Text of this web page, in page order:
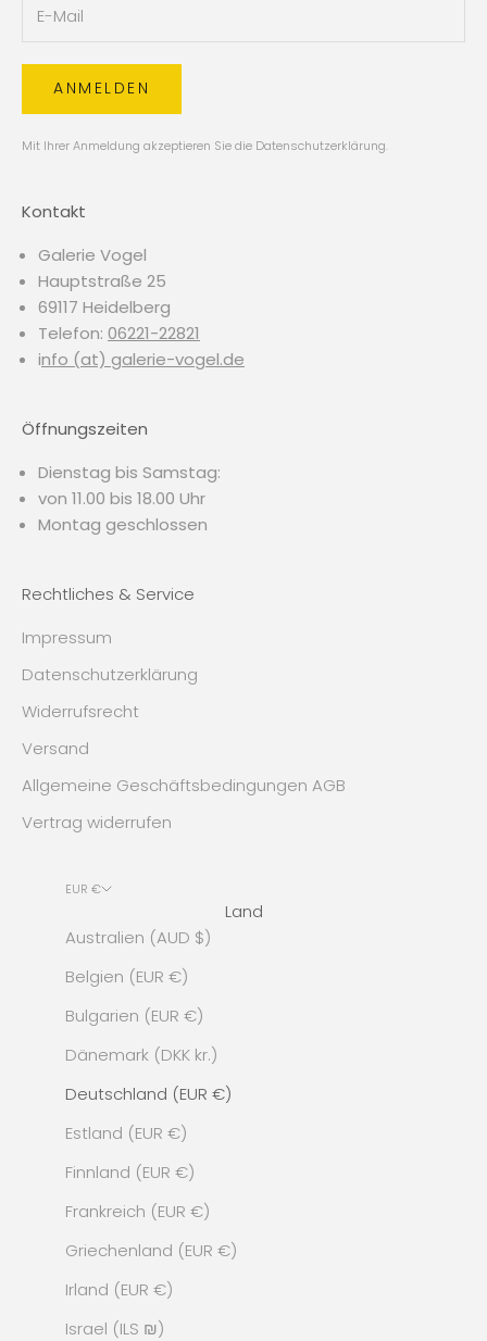
ANMELDEN
Mit Ihrer Anmeldung akzeptieren Sie die Datenschutzerklärung.
Kontakt
Galerie Vogel
Hauptstraße 25
69117 Heidelberg
Telefon: 06221-22821
info (at) galerie-vogel.de
Öffnungszeiten
Dienstag bis Samstag:
von 11.00 bis 18.00 Uhr
Montag geschlossen
Rechtliches & Service
Impressum
Datenschutzerklärung
Widerrufsrecht
Versand
Allgemeine Geschäftsbedingungen AGB
Vertrag widerrufen
EUR €
Land
Australien (AUD $)
Belgien (EUR €)
Bulgarien (EUR €)
Dänemark (DKK kr.)
Deutschland (EUR €)
Estland (EUR €)
Finnland (EUR €)
Frankreich (EUR €)
Griechenland (EUR €)
Irland (EUR €)
Israel (ILS ₪)